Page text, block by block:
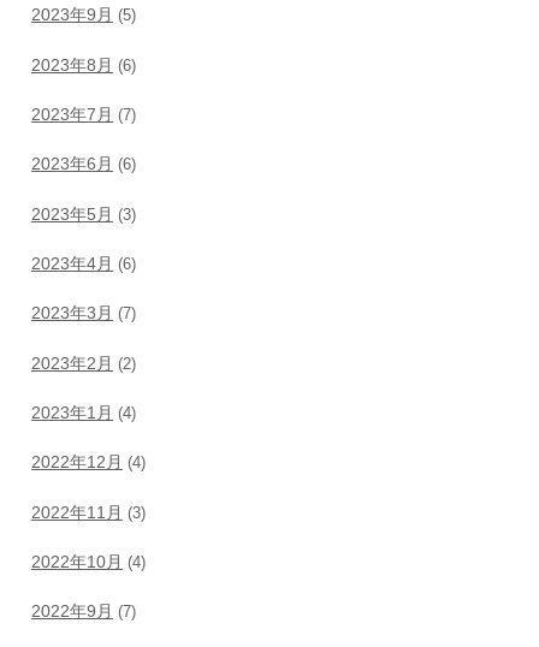
2023年9月 (5)
2023年8月 (6)
2023年7月 (7)
2023年6月 (6)
2023年5月 (3)
2023年4月 (6)
2023年3月 (7)
2023年2月 (2)
2023年1月 (4)
2022年12月 (4)
2022年11月 (3)
2022年10月 (4)
2022年9月 (7)